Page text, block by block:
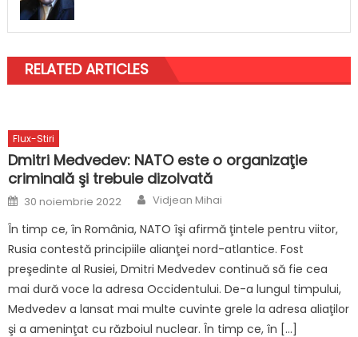
RELATED ARTICLES
Flux-Stiri
Dmitri Medvedev: NATO este o organizaţie
criminală şi trebuie dizolvată
Posted
on
30 noiembrie 2022 Author
Vidjean Mihai
În timp ce, în România, NATO îşi afirmă ţintele pentru viitor,
Rusia contestă principiile alianţei nord-atlantice. Fost
preşedinte al Rusiei, Dmitri Medvedev continuă să fie cea
mai dură voce la adresa Occidentului. De-a lungul timpului,
Medvedev a lansat mai multe cuvinte grele la adresa aliaţilor
şi a ameninţat cu războiul nuclear. În timp ce, în […]